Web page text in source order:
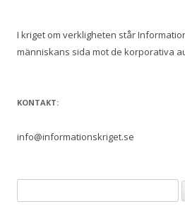
I kriget om verkligheten står
människans sida mot de korporativa
KONTAKT:
info@informationskriget.se
efter: